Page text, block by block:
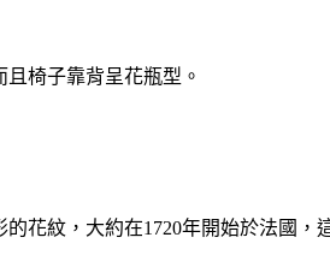
椅子靠背呈花瓶型。
的花紋，大約在1720年開始於法國，